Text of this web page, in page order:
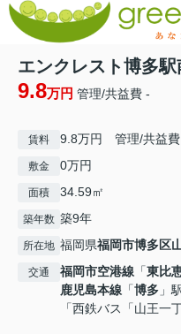
エンクレスト博多
9.8万円 管理/共益費 -
賃料 9.8万円 管理/共益
敷金 0万円
面積 34.59㎡
築年数 築9年
所在地 福岡県福岡市博多区
交通 福岡市空港線 「東比
鹿児島本線 「博多 」
「西鉄バス「山王